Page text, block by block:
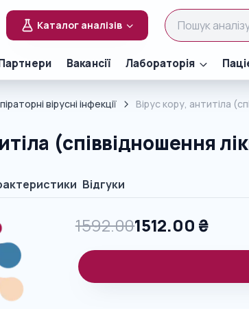
Каталог аналізів
Вакансії Лабораторія
вірусні інфекції Вірус кору, антитіла
(співвідношення
Відгуки
1592.001512.00 ₴